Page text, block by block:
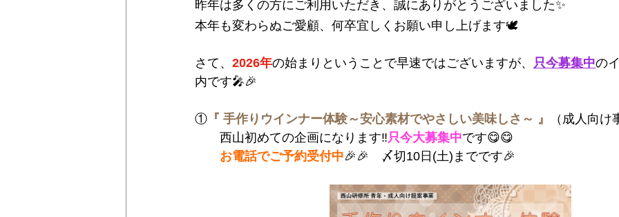
昨年は多くの方にご利用いただき、誠にありがとうございました✨
本年も変わらぬご愛顧、何卒宜しくお願い申し上げます🕊️
さて、 2026年の始まりということで早速ではございますが、 只今募集中の
内です🎤🎉
① 『 手作りウインナー体験～安心素材でやさしい美味しさ～ 』
（成人向け
西山初めての企画になります‼只今大募集中です😋😋
お電話でご予約受付中🎉🎉　〆切10日(土)までです🎉